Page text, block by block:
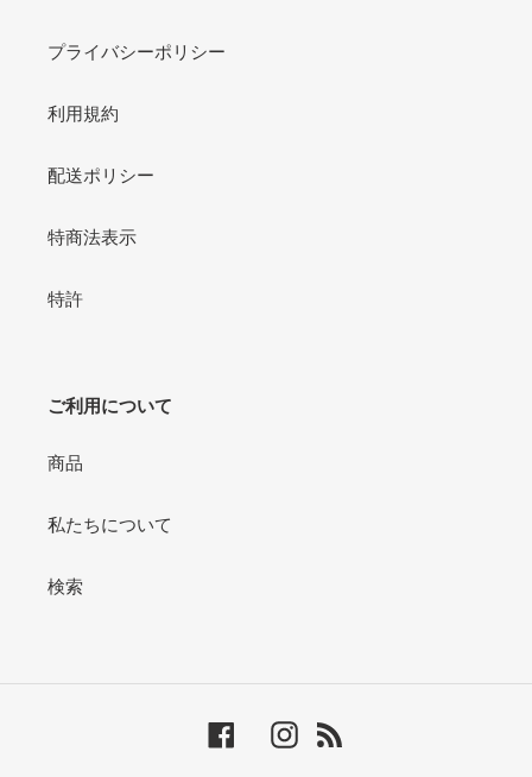
プライバシーポリシー
利用規約
配送ポリシー
特商法表示
特許
ご利用について
商品
私たちについて
検索
FacebookInstagram